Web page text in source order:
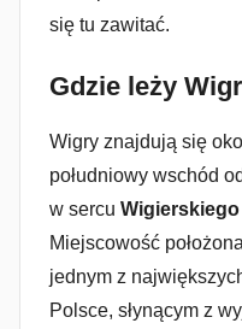
się tu zawitać.
Gdzie leży
Wigry znajdują się
południowy wschód
w sercu
Miejscowość
jednym z
Polsce, słynącym z